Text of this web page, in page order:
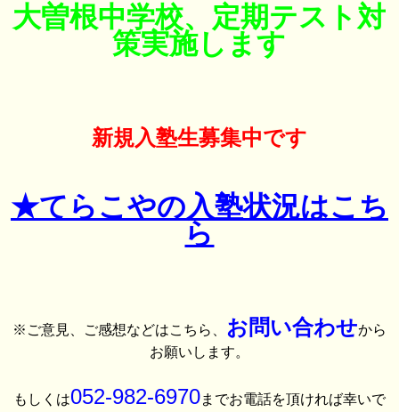
大曽根中学校、定期テスト対
策実施します
新規入塾生募集中です
★てらこやの入塾状況はこち
ら
※ご意見、ご感想などはこちら、 お問い合わせから
お願いします。
もしくは052-982-6970までお電話を頂ければ幸いで